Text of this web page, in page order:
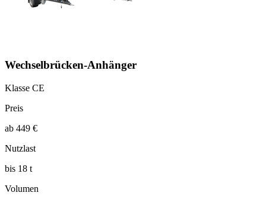
Wechselbrücken-Anhänger
Klasse CE
Preis
ab 449 €
Nutzlast
bis 18 t
Volumen